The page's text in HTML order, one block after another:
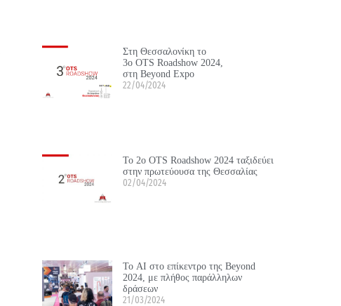
Στη Θεσσαλονίκη το
3ο OTS Roadshow 2024,
στη Beyond Expo
22/04/2024
Το 2ο OTS Roadshow 2024 ταξιδεύει
στην πρωτεύουσα της Θεσσαλίας
02/04/2024
Το ΑΙ στο επίκεντρο της Beyond
2024, με πλήθος παράλληλων
δράσεων
21/03/2024